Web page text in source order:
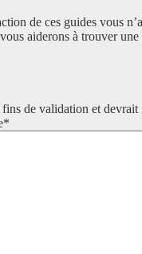
de ces guides vous
aiderons à trouver
fins de validation et devrait
*